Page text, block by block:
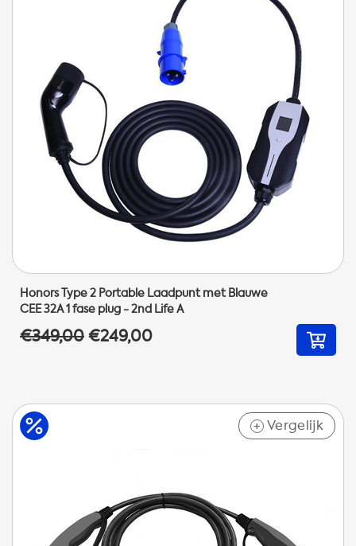
Honors Type 2 Portable Laadpunt met Blauwe
CEE 32A 1 fase plug - 2nd Life A
€349,00€249,00
+ Vergelijk